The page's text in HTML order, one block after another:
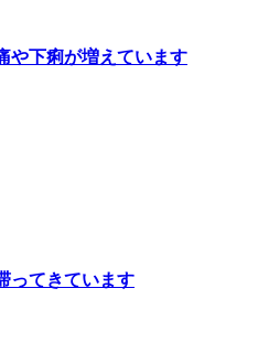
や下痢が増えています
ってきています